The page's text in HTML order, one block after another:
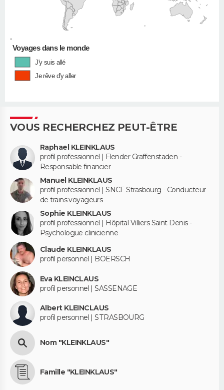
•
Voyages dans le monde
J'y suis allé
Je rêve d'y aller
VOUS RECHERCHEZ PEUT-ÊTRE
Raphael KLEINKLAUS
profil professionnel | Flender Graffenstaden -
Responsable financier
Manuel KLEINKLAUS
profil professionnel | SNCF Strasbourg - Conducteur
de trains voyageurs
Sophie KLEINKLAUS
profil professionnel | Hôpital Villiers Saint Denis -
Psychologue clinicienne
Claude KLEINKLAUS
profil personnel | BOERSCH
Eva KLEINCLAUS
profil personnel | SASSENAGE
Albert KLEINCLAUS
profil personnel | STRASBOURG
Nom "KLEINKLAUS"
Famille "KLEINKLAUS"